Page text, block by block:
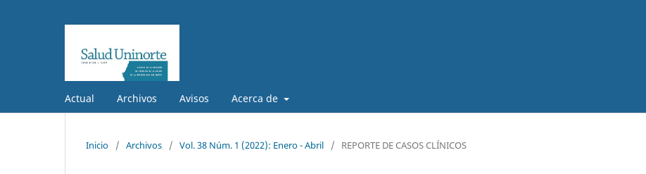
Actual Archivos Avisos Acerca de
Inicio / Archivos / Vol. 38 Núm. 1 (2022): Enero - Abril / REPORTE DE CASOS CLÍNICOS